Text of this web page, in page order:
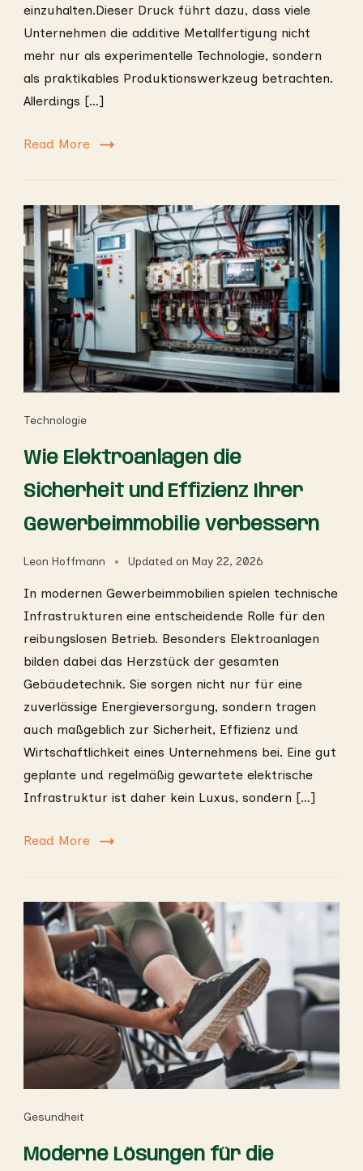
einzuhalten.Dieser Druck führt dazu, dass viele
Unternehmen die additive Metallfertigung nicht
mehr nur als experimentelle Technologie, sondern
als praktikables Produktionswerkzeug betrachten.
Allerdings […]
Read More
Technologie
Wie Elektroanlagen die
Sicherheit und Effizienz Ihrer
Gewerbeimmobilie verbessern
Leon Hoffmann Updated on May 22, 2026
In modernen Gewerbeimmobilien spielen technische
Infrastrukturen eine entscheidende Rolle für den
reibungslosen Betrieb. Besonders Elektroanlagen
bilden dabei das Herzstück der gesamten
Gebäudetechnik. Sie sorgen nicht nur für eine
zuverlässige Energieversorgung, sondern tragen
auch maßgeblich zur Sicherheit, Effizienz und
Wirtschaftlichkeit eines Unternehmens bei. Eine gut
geplante und regelmäßig gewartete elektrische
Infrastruktur ist daher kein Luxus, sondern […]
Read More
Gesundheit
Moderne Lösungen für die